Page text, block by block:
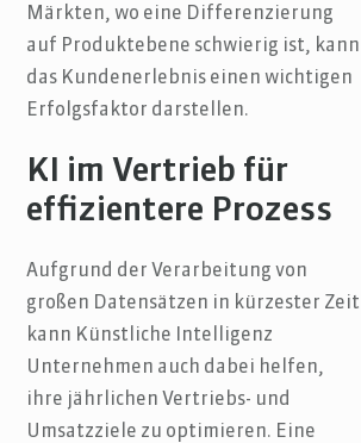
Märkten, wo eine Differenzierung
auf Produktebene schwierig ist, kann
das Kundenerlebnis einen wichtigen
Erfolgsfaktor darstellen.
KI im Vertrieb für
effizientere Prozess
Aufgrund der Verarbeitung von
großen Datensätzen in kürzester Zeit
kann Künstliche Intelligenz
Unternehmen auch dabei helfen,
ihre jährlichen Vertriebs- und
Umsatzziele zu optimieren. Eine